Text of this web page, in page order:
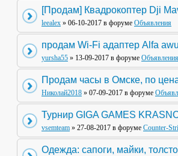
[Продам] Квадрокоптер Dji
leealex » 06-10-2017 в форуме Объявления
продам Wi-Fi адаптер Alfa
yursha55 » 13-09-2017 в форуме Объявления
Продам часы в Омске, по
Николай2018 » 07-09-2017 в форуме
Турнир GIGA GAMES
vsemteam » 27-08-2017 в форуме Counter-
Одежда: сапоги, майки,